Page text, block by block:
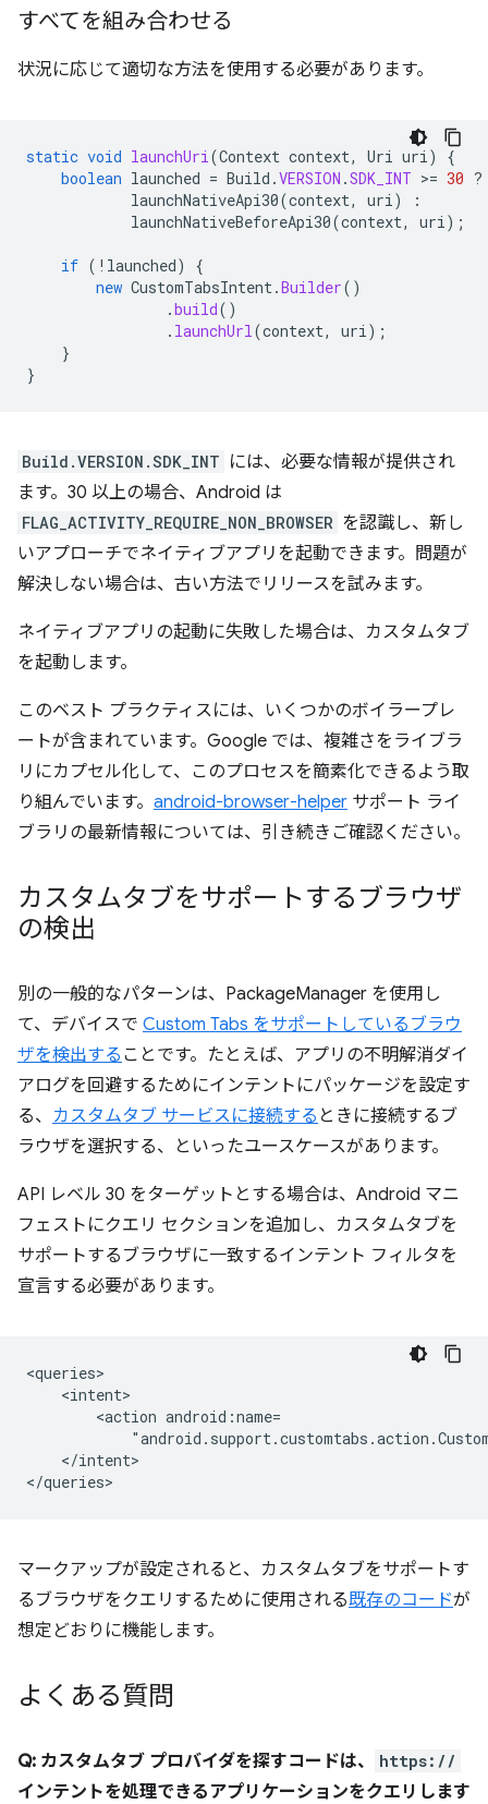
すべてを組み合わせる
状況に応じて適切な方法を使用する必要があります。
static void launchUri(Context context, Uri uri)
{
boolean launched = Build .VERSION .SDK_INT >= 30 ?
launchNativeApi30(context, uri)
:
launchNativeBeforeApi30(context, uri);
if ( ! launched)
{
new CustomTabsIntent.Builder()
.build()
. launchUrl(context, uri);
}
}
Build.VERSION.SDK_INT には、必要な情報が提供され
ます。30 以上の場合、Android は
FLAG_ACTIVITY_REQUIRE_NON_BROWSER を認識し、新し
いアプローチでネイティブアプリを起動できます。問題が
解決しない場合は、古い方法でリリースを試みます。
ネイティブアプリの起動に失敗した場合は、カスタムタブ
を起動します。
このベスト プラクティスには、いくつかのボイラープレ
ートが含まれています。Google では、複雑さをライブラ
リにカプセル化して、このプロセスを簡素化できるよう取
り組んでいます。 android-browser-helper サポート ライ
ブラリの最新情報については、引き続きご確認ください。
カスタムタブをサポートするブラウザ
の検出
別の一般的なパターンは、PackageManager を使用し
て、デバイスで Custom Tabs をサポートしているブラウ
ザを検出する ことです。たとえば、アプリの不明解消ダイ
アログを回避するためにインテントにパッケージを設定す
る、 カスタムタブ サービスに接続する ときに接続するブ
ラウザを選択する、といったユースケースがあります。
API レベル 30 をターゲットとする場合は、Android マニ
フェストにクエリ セクションを追加し、カスタムタブを
サポートするブラウザに一致するインテント フィルタを
宣言する必要があります。
<action
</intent>
マークアップが設定されると、カスタムタブをサポートす
るブラウザをクエリするために使用される既存のコードが
想定どおりに機能します。
よくある質問
Q: カスタムタブ プロバイダを探すコードは、 https://
インテントを処理できるアプリケーションをクエリします